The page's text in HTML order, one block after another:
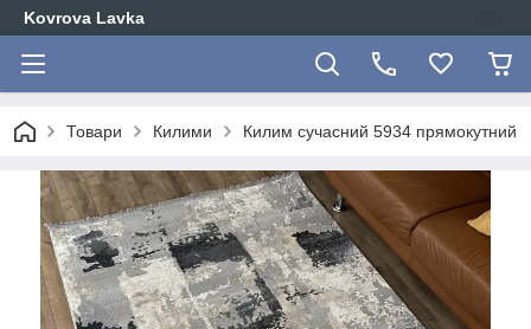
Kovrova Lavka
Товари Килими Килим сучасний 5934 прямокутний